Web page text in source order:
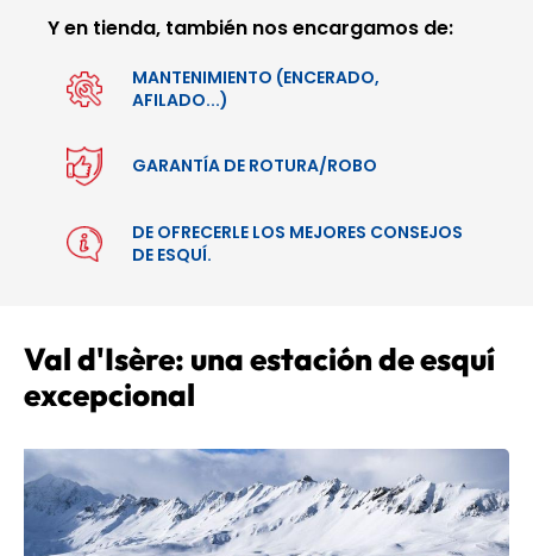
Y en tienda, también nos encargamos de:
MANTENIMIENTO (ENCERADO,
AFILADO...)
GARANTÍA DE ROTURA/ROBO
DE OFRECERLE LOS MEJORES CONSEJOS
DE ESQUÍ.
Val d'Isère: una estación de esquí
excepcional